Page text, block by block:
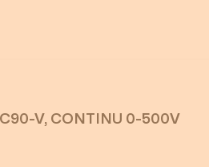
V, CONTINU 0-500V